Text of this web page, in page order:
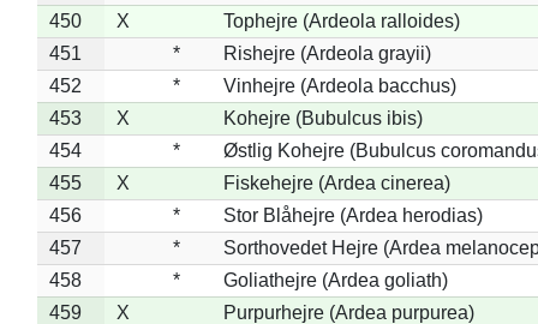
450
X
Tophejre (Ardeola ralloides)
451
*
Rishejre (Ardeola grayii)
452
*
Vinhejre (Ardeola bacchus)
453
X
Kohejre (Bubulcus ibis)
454
*
Østlig Kohejre (Bubulcus
455
X
Fiskehejre (Ardea cinerea)
456
*
Stor Blåhejre (Ardea herodias)
457
*
Sorthovedet Hejre (Ardea
458
*
Goliathejre (Ardea goliath)
459
X
Purpurhejre (Ardea purpurea)